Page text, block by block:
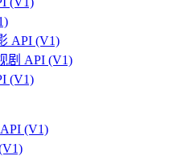
API (V1)
剧 API (V1)
(V1)
(V1)